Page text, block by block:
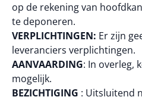
op de rekening van
te deponeren.
VERPLICHTINGEN: Er zijn
leveranciers verplichtingen.
AANVAARDING: In overleg,
mogelijk.
BEZICHTIGING : Uitsluitend